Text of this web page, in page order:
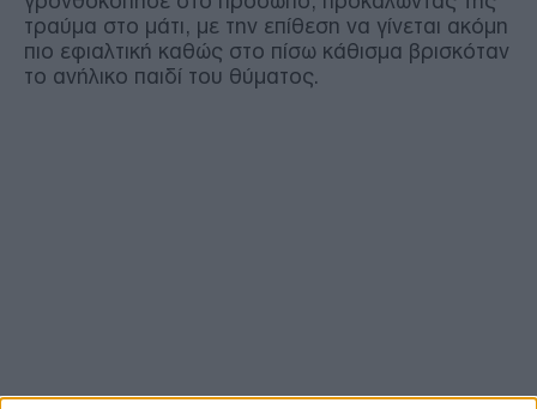
τραύμα στο μάτι, με την επίθεση να γίνεται ακόμη
πιο εφιαλτική καθώς στο πίσω κάθισμα βρισκόταν
το ανήλικο παιδί του θύματος.